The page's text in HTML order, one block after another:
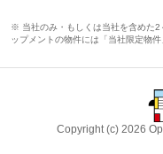
※ 当社のみ・もしくは当社を含めた2
ップメントの物件には「当社限定物件
Copyright (c) 2026